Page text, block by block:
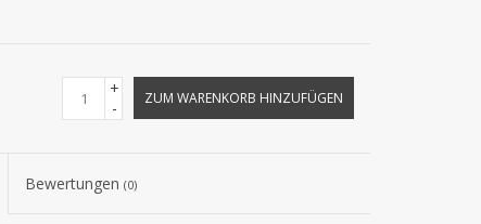
+
-
ZUM WARENKORB HINZUFÜGEN
Bewertungen(0)